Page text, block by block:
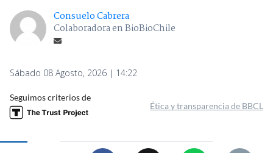
Consuelo Cabrera
Colaboradora en BioBioChile
Sábado 08 Agosto, 2026 | 14:22
Seguimos criterios de
Ética y transparencia de BBCL